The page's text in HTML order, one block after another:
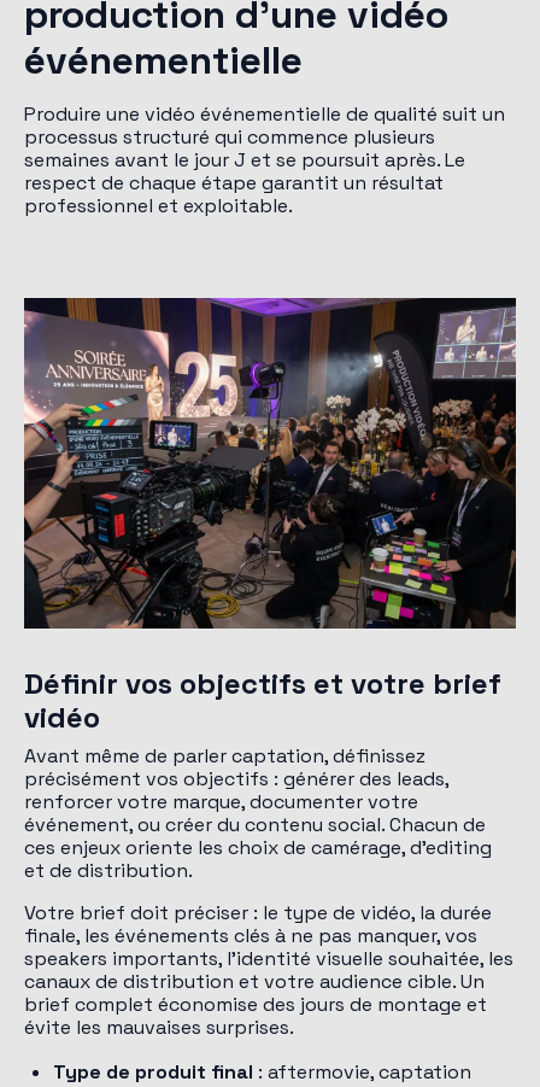
production d'une vidéo
événementielle
Produire une vidéo événementielle de qualité suit un
processus structuré qui commence plusieurs
semaines avant le jour J et se poursuit après. Le
respect de chaque étape garantit un résultat
professionnel et exploitable.
Définir vos objectifs et votre brief
vidéo
Avant même de parler captation, définissez
précisément vos objectifs : générer des leads,
renforcer votre marque, documenter votre
événement, ou créer du contenu social. Chacun de
ces enjeux oriente les choix de camérage, d'editing
et de distribution.
Votre brief doit préciser : le type de vidéo, la durée
finale, les événements clés à ne pas manquer, vos
speakers importants, l'identité visuelle souhaitée, les
canaux de distribution et votre audience cible. Un
brief complet économise des jours de montage et
évite les mauvaises surprises.
Type de produit final : aftermovie, captation